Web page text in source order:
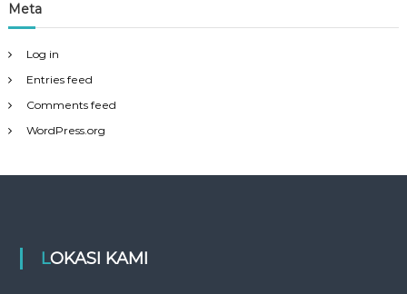
Meta
Log in
Entries feed
Comments feed
WordPress.org
LOKASI KAMI